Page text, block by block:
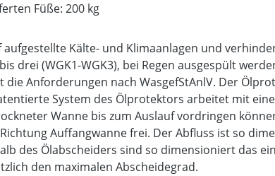
Füße: 200 kg
Kälte- und Klimaanlagen und
drei (WGK1-WGK3), bei Regen ausgespült
Anforderungen nach WasgefStAnlV. Der
System des Ölprotektors arbeitet mit
Wanne bis zum Auslauf vordringen
Auffangwanne frei. Der Abfluss ist so
des Ölabscheiders sind so dimensioniert das
den maximalen Abscheidegrad.